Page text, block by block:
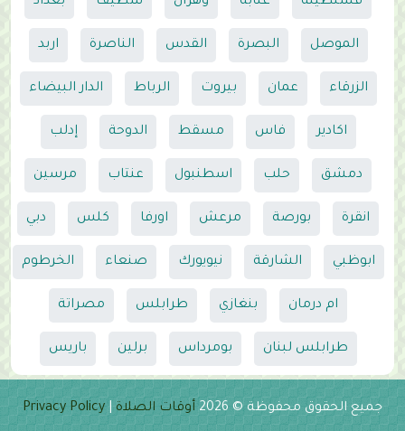
الموصل البصرة القدس الناصرة اربد
الزرقاء عمان بيروت الرباط الدار البيضاء
اكادير فاس مسقط الدوحة إدلب
دمشق حلب اسطنبول عنتاب مرسين
انقرة بورصة مرعش اورفا كلس دبي
ابوظبي الشارقة نيويورك صنعاء الخرطوم
ام درمان بنغازي طرابلس مصراتة
طرابلس لبنان بومرداس برلين باريس
جميع الحقوق محفوظة © 2026 أوقات الصلاة|
Privacy Policy